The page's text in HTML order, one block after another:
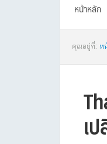
หน้าหลัก
คุณอยู่ที่: ห
เ